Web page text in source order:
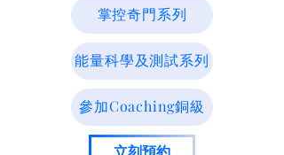
掌控奇門系列
能量科學及測試系列
參加Coaching銅級